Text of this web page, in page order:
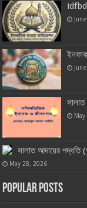
idfbd
সালাত আদায়ের পদ্ধতি
May 28, 2026
Popular Posts